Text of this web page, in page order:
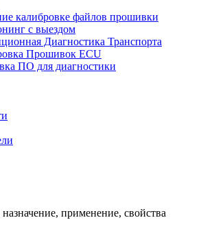
калибровке файлов прошивки
с выездом
Диагностика Транспорта
Прошивок ECU
ПО для диагностики
применение, свойства